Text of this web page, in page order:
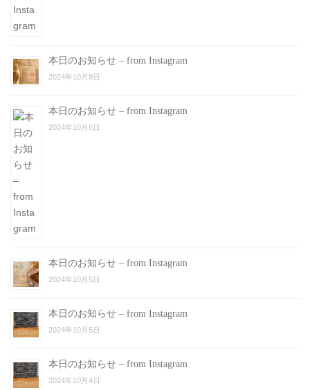
本日のお知らせ – from Instagram
2024年10月8日
本日のお知らせ – from Instagram
2024年10月6日
本日のお知らせ – from Instagram
2024年10月5日
本日のお知らせ – from Instagram
2024年10月5日
本日のお知らせ – from Instagram
2024年10月4日